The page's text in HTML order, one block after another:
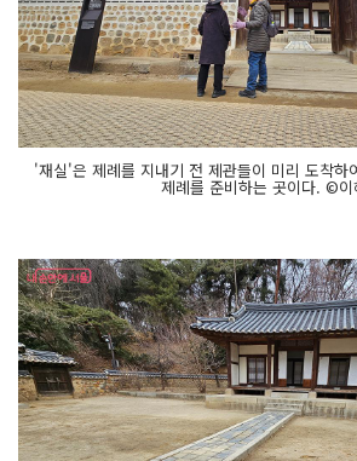
'재실'은 제례를 지내기 전 제관들이 미리 도착하
제례를 준비하는 곳이다. ©이